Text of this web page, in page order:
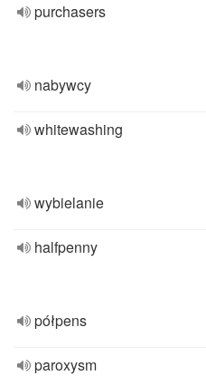
purchasers
nabywcy
whitewashing
wybielanie
halfpenny
półpens
paroxysm